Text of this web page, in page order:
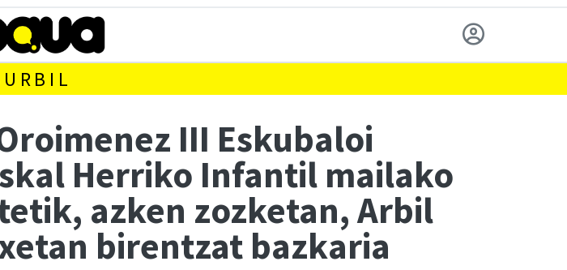
III Eskubaloi
Herriko Infantil mailako
azken zozketan, Arbil
birentzat bazkaria